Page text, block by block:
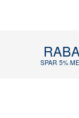
SPAR 5%